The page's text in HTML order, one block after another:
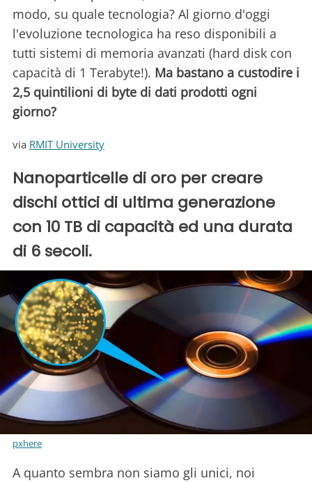
modo, su quale tecnologia? Al giorno d'oggi
l'evoluzione tecnologica ha reso disponibili a
tutti sistemi di memoria avanzati (hard disk con
capacità di 1 Terabyte!). Ma bastano a custodire i
2,5 quintilioni di byte di dati prodotti ogni
giorno?
via RMIT University
Nanoparticelle di oro per creare
dischi ottici di ultima generazione
con 10 TB di capacità ed una durata
di 6 secoli.
pxhere
A quanto sembra non siamo gli unici, noi